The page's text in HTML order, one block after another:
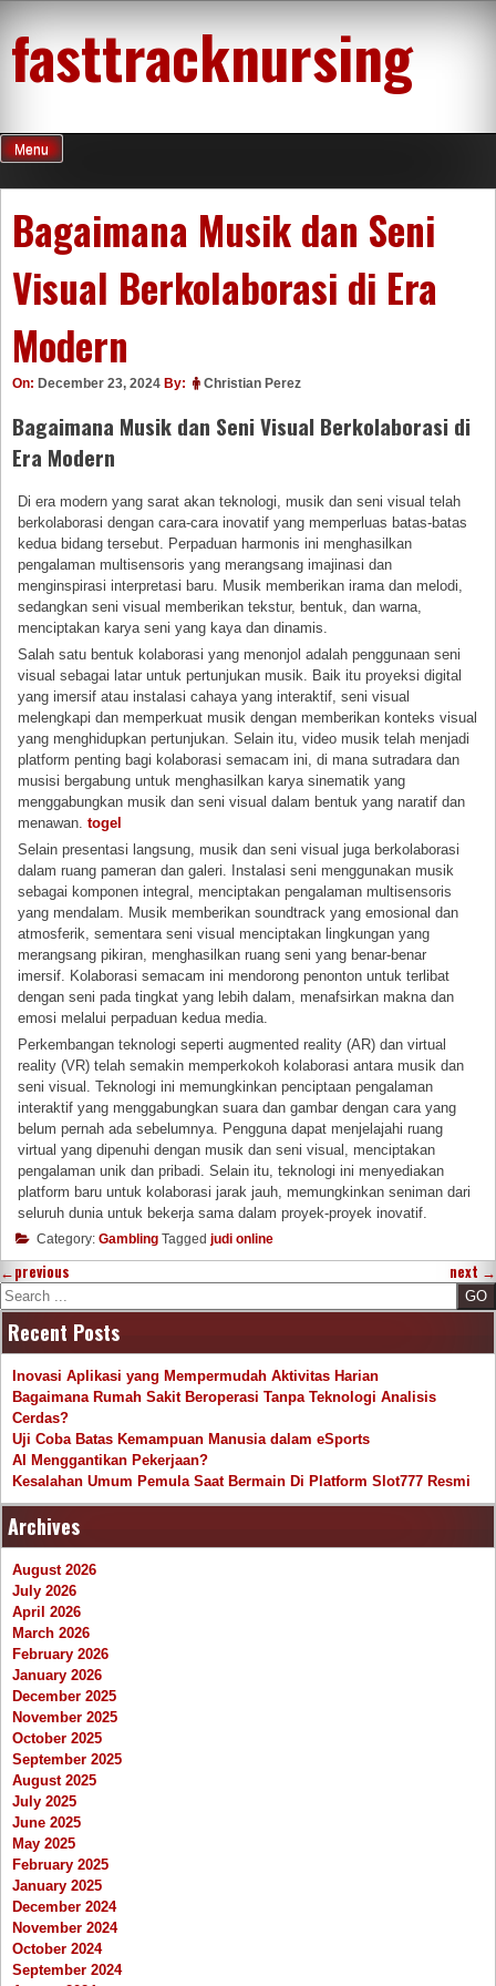
content
fasttracknursing
Menu
Bagaimana Musik dan Seni
Visual Berkolaborasi di Era
Modern
On: December 23, 2024 By: Christian Perez
Bagaimana Musik dan Seni Visual Berkolaborasi di
Era Modern
Di era modern yang sarat akan teknologi, musik dan seni visual telah
berkolaborasi dengan cara-cara inovatif yang memperluas batas-batas
kedua bidang tersebut. Perpaduan harmonis ini menghasilkan
pengalaman multisensoris yang merangsang imajinasi dan
menginspirasi interpretasi baru. Musik memberikan irama dan melodi,
sedangkan seni visual memberikan tekstur, bentuk, dan warna,
menciptakan karya seni yang kaya dan dinamis.
Salah satu bentuk kolaborasi yang menonjol adalah penggunaan seni
visual sebagai latar untuk pertunjukan musik. Baik itu proyeksi digital
yang imersif atau instalasi cahaya yang interaktif, seni visual
melengkapi dan memperkuat musik dengan memberikan konteks visual
yang menghidupkan pertunjukan. Selain itu, video musik telah menjadi
platform penting bagi kolaborasi semacam ini, di mana sutradara dan
musisi bergabung untuk menghasilkan karya sinematik yang
menggabungkan musik dan seni visual dalam bentuk yang naratif dan
menawan.togel
Selain presentasi langsung, musik dan seni visual juga berkolaborasi
dalam ruang pameran dan galeri. Instalasi seni menggunakan musik
sebagai komponen integral, menciptakan pengalaman multisensoris
yang mendalam. Musik memberikan soundtrack yang emosional dan
atmosferik, sementara seni visual menciptakan lingkungan yang
merangsang pikiran, menghasilkan ruang seni yang benar-benar
imersif. Kolaborasi semacam ini mendorong penonton untuk terlibat
dengan seni pada tingkat yang lebih dalam, menafsirkan makna dan
emosi melalui perpaduan kedua media.
Perkembangan teknologi seperti augmented reality (AR) dan virtual
reality (VR) telah semakin memperkokoh kolaborasi antara musik dan
seni visual. Teknologi ini memungkinkan penciptaan pengalaman
interaktif yang menggabungkan suara dan gambar dengan cara yang
belum pernah ada sebelumnya. Pengguna dapat menjelajahi ruang
virtual yang dipenuhi dengan musik dan seni visual, menciptakan
pengalaman unik dan pribadi. Selain itu, teknologi ini menyediakan
platform baru untuk kolaborasi jarak jauh, memungkinkan seniman dari
seluruh dunia untuk bekerja sama dalam proyek-proyek inovatif.
Category: Gambling Tagged judi online
←previous next →
Search
Recent Posts
Inovasi Aplikasi yang Mempermudah Aktivitas Harian
Bagaimana Rumah Sakit Beroperasi Tanpa Teknologi Analisis
Cerdas?
Uji Coba Batas Kemampuan Manusia dalam eSports
AI Menggantikan Pekerjaan?
Kesalahan Umum Pemula Saat Bermain Di Platform Slot777 Resmi
Archives
August 2026
July 2026
April 2026
March 2026
February 2026
January 2026
December 2025
November 2025
October 2025
September 2025
August 2025
July 2025
June 2025
May 2025
February 2025
January 2025
December 2024
November 2024
October 2024
September 2024